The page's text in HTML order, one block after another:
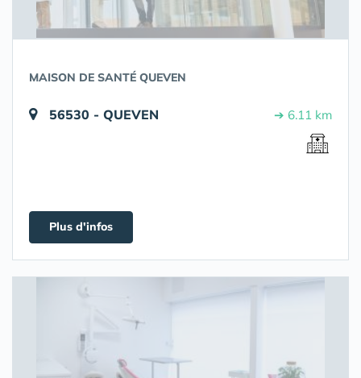
MAISON DE SANTÉ QUEVEN
56530 - QUEVEN ➔ 6.11 km
Plus d'infos